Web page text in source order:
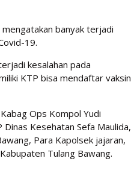
banyak terjadi
19.
kesalahan pada
KTP bisa mendaftar vaksin
Ops Kompol Yudi
Kesehatan Sefa Maulida,
Para Kapolsek jajaran,
Tulang Bawang.